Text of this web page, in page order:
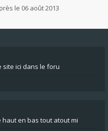
site ici dans le foru
en bas tout atout mi